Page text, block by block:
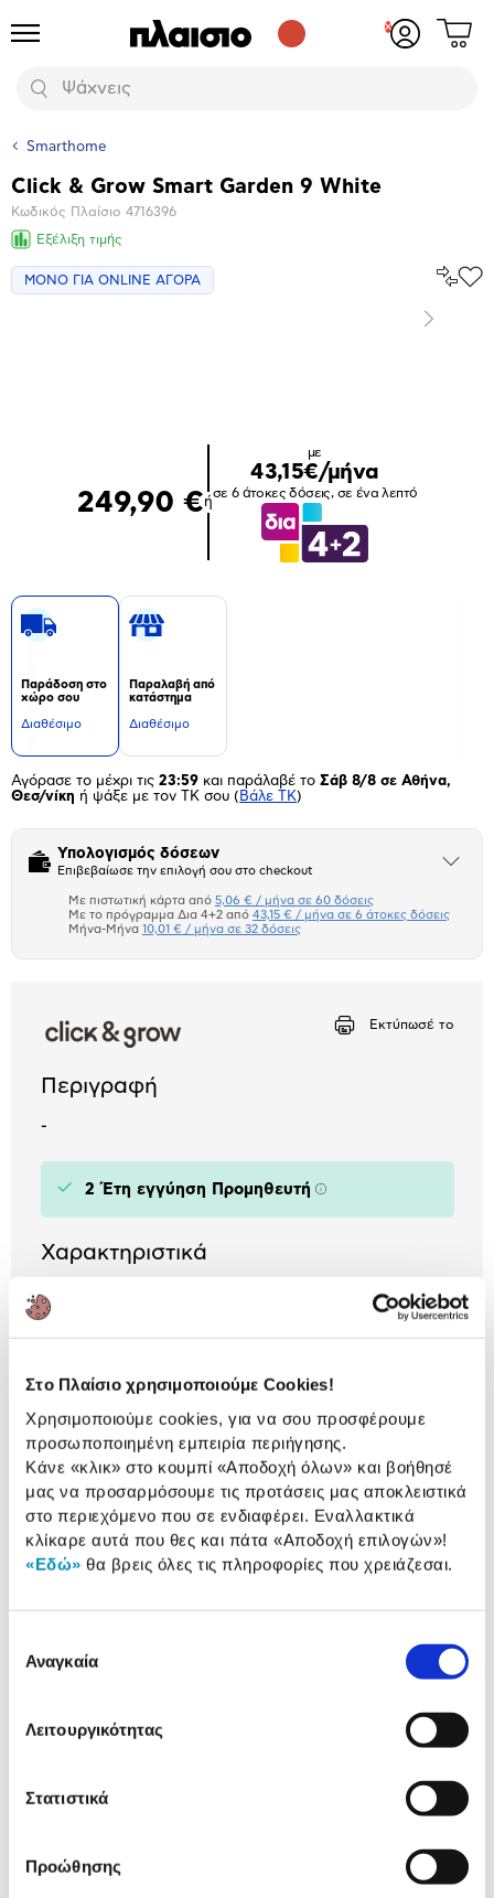
Στο Πλαίσιο χρησιμοποιούμε Cookies!
Χρησιμοποιούμε cookies, για να σου προσφέρουμε
προσωποποιημένη εμπειρία περιήγησης.
Κάνε «κλικ» στο κουμπί «Αποδοχή όλων» και βοήθησέ
μας να προσαρμόσουμε τις προτάσεις μας αποκλειστικά
στο περιεχόμενο που σε ενδιαφέρει. Εναλλακτικά
κλίκαρε αυτά που θες και πάτα «Αποδοχή επιλογών»!
«Εδώ» θα βρεις όλες τις πληροφορίες που χρειάζεσαι.
συγκατάθεσης
Αναγκαία
Λειτουργικότητας
Στατιστικά
Προώθησης
Προϊόντα
Αναζήτηση
Δες
Smarthome
Βασικά
χαρακτηριστικά
Click & Grow Smart Garden 9 White
Κωδικός Πλαίσιο 4716396
Εξέλιξη τιμής
ΜΟΝΟ ΓΙΑ ONLINE ΑΓΟΡΑ
Επόμενο
249,90 €ή
με
43,15€/μήνα
σε 6 άτοκες δόσεις, σε ένα λεπτό
Παράδοση στο
χώρο σου
Διαθέσιμο
Παραλαβή από
κατάστημα
Διαθέσιμο
Αγόρασε το μέχρι τις 23:59 και παράλαβέ το Σάβ 8/8 σε Αθήνα,
Θεσ/νίκη ή ψάξε με τον ΤΚ σου ( Βάλε ΤΚ)
Υπολογισμός δόσεων
Επιβεβαίωσε την επιλογή σου στο checkout
Άνοιξε
Πιστωτική κάρτα
Αριθμός δόσεων
Με πιστωτική κάρτα από 5,06 € / μήνα σε 60 δόσεις
Με το πρόγραμμα Δια 4+2 από 43,15 € / μήνα σε 6 άτοκες δόσεις
Μήνα-Μήνα 10,01 € / μήνα σε 32 δόσεις
Εκτύπωσέ το
Περιγραφή
-
2 Έτη εγγύηση Προμηθευτή Πληροφορίες
Χαρακτηριστικά
Smart κήπος
Application: Click & Grow
Αναλυτική
παρουσίαση
Αναλυτική παρουσίαση
Προδιαγραφές
προϊόντος
Χαρακτηριστικά